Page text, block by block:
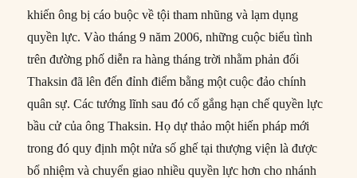
khiến ông bị cáo buộc về tội tham nhũng và lạm dụng
quyền lực. Vào tháng 9 năm 2006, những cuộc biểu tình
trên đường phố diễn ra hàng tháng trời nhằm phản đối
Thaksin đã lên đến đỉnh điểm bằng một cuộc đảo chính
quân sự. Các tướng lĩnh sau đó cố gắng hạn chế quyền lực
bầu cử của ông Thaksin. Họ dự thảo một hiến pháp mới
trong đó quy định một nửa số ghế tại thượng viện là được
bổ nhiệm và chuyển giao nhiều quyền lực hơn cho nhánh